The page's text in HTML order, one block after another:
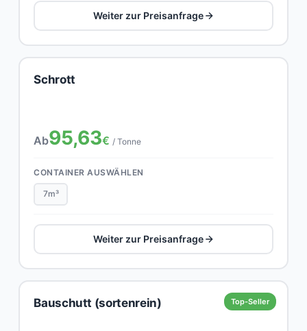
Weiter zur Preisanfrage
Schrott
Ab95,63€ / Tonne
CONTAINER AUSWÄHLEN
7m³
Weiter zur Preisanfrage
Top-Seller
Bauschutt (sortenrein)